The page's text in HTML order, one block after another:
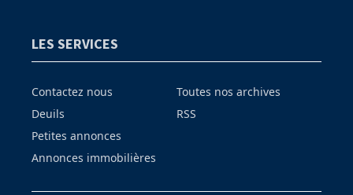
LES SERVICES
Contactez nous
Deuils
Petites annonces
Annonces immobilières
Toutes nos archives
RSS